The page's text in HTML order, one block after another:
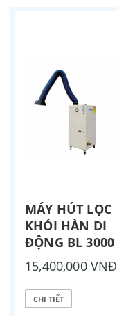
MÁY HÚT LỌC
KHÓI HÀN DI
ĐỘNG BL 3000
15,400,000 VNĐ
CHI TIẾT